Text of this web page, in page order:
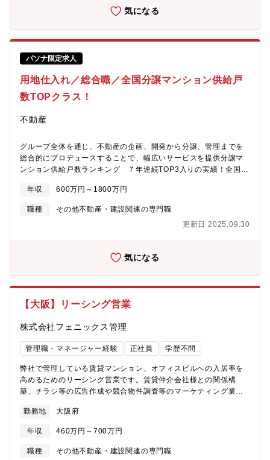
ち上げます。単なる既存業務の延長ではなく、案件獲得（仕入）
ています。【組織構成】配属：大阪営業開発部（再生事業機能）
善）・リーシング機能（募集戦略・テナント誘致）・コンストラ
クションマネジメント機能（改修計画・コスト/工程管理）推進体
制：案件ごとに社内横断チームを組成し、取得～再生～出口まで
を一体で推進【変更の範囲】会社の定める業務
ウを活かすことが出来ます。【本求人の特徴】■銀行やMUFGなら
ではの情報ネットワークや、財務・税務に関する豊富なノウハウ
を活かし、不動産会社とは一線を画した不動産提案が出来ます。
組織内にも不動産鑑定士、一級建築士等の資格を持つ社員が多数
おり、関連領域にて専門性高く働くことが出来ます。■個人で数字
を追いかけるというよりは、チームとして目標を追いかける風土
です。インセンティブ要素が強くないという点も銀行ならではの
特徴であると言えます。■中途入社された方には、これまでの経験
を活かしたキャリアを歩んで頂くことを想定しています。そのた
させることが出来ます。【配属勤務地】東京・名古屋・大阪・京
先】不動産部、不動産営業第１～３部、グループ不動産営業部、
大阪不動産部、名古屋不動産部
気になる
パソナ限定求人
用地仕入れ／総合職／全国分譲マンション供給戸
数TOPクラス！
不動産
グループ全体を通じ、不動産の企画、開発から分譲、管理までを
総合的にプロデュースすることで、幅広いサービスを提供分譲マ
ンション供給戸数ランキング ７年連続TOP3入りの実績！全国
位 ／ 東海・中京圏 １２年連続１位 の実績。（不動産経済研究
所調べ・2024年2月発表）不動産事業のみならず、『企業人事が
立ち上げた人材エージェント』として、新たな視点と価値を持ち
合わせた人材紹介事業を展開。全国分譲マンション供給戸数ラン
重要セクションとなります。そんな重要セクションの将来を担う
土地仕入れに関する取引先との折衝・交渉。 過去の実績より土
くの情報をご提供いただいております。 様々な経路から土地情
す。 今までの経験を活かして活躍していただけます！ ■配属
先：開発事業部 総数12名（責任者含む：男性8名 女性4名）
年収 600万円～1800万円
職種
その他不動産・建設関連の専門職
更新日 2025.09.30
気になる
【大阪】リーシング営業
株式会社フェニックス管理
管理職・マネージャー経験 正社員 学歴不問
弊社で管理している賃貸マンション、オフィスビルへの入居率を
高めるためのリーシング営業です。賃貸仲介会社様との関係構
築、チラシ等の広告作成や競合物件調査等のマーケティング業務
ョン提案を実施することで賃料アップを狙います。 固定概念や先
入観に縛られず、自由度の高い提案で「今までになかった空間価
値の創造」を実現してください。【具体的には】■仲介会社様への
訪問営業/管理物件に関するマーケティング業務■管理物件の賃料
勤務地 大阪府
年収 460万円～700万円
職種
その他不動産・建設関連の専門職